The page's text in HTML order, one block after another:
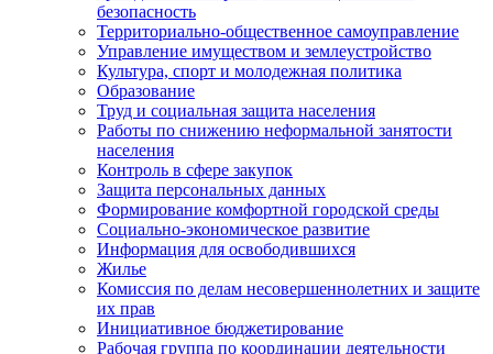
безопасность
Территориально-общественное самоуправление
Управление имуществом и землеустройство
Культура, спорт и молодежная политика
Образование
Труд и социальная защита населения
Работы по снижению неформальной занятости
населения
Контроль в сфере закупок
Защита персональных данных
Формирование комфортной городской среды
Социально-экономическое развитие
Информация для освободившихся
Жилье
Комиссия по делам несовершеннолетних и защите
их прав
Инициативное бюджетирование
Рабочая группа по координации деятельности